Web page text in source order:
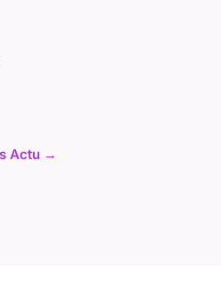
Actu →